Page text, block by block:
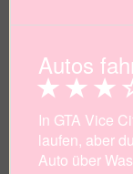
Autos
In GTA Vice
laufen, aber
Auto über